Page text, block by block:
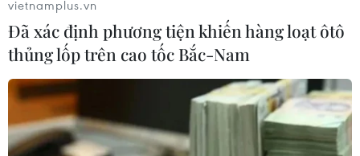
Việt Nam đăng cai triển lãm Chỉ dẫn địa lý
quốc tế năm 2014
09/09/2014 09:08
Triển lãm Chỉ dẫn địa lý quốc tế 2014 nhằm nâng cao
vietnamplus.vn
Đã xác định phương tiện khiến hàng loạt ôtô
thủng lốp trên cao tốc Bắc-Nam